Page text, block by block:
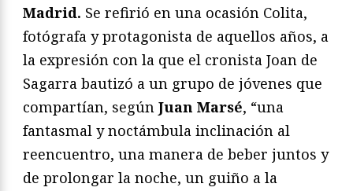
Madrid. Se refirió en una ocasión Colita,
fotógrafa y protagonista de aquellos años, a
la expresión con la que el cronista Joan de
Sagarra bautizó a un grupo de jóvenes que
compartían, según Juan Marsé, “una
fantasmal y noctámbula inclinación al
reencuentro, una manera de beber juntos y
de prolongar la noche, un guiño a la